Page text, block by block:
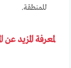
للمنطقة.
لمعرفة المزيد